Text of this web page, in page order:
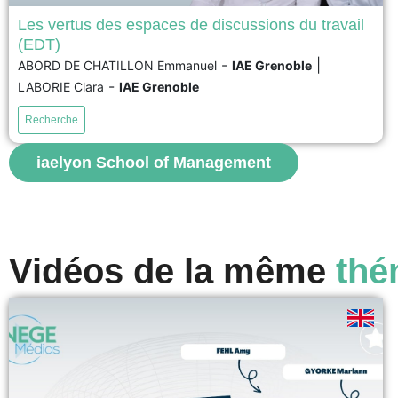
Le télétravail est un mode d’organisation désormais
largement répandu. Néanmoins, il peut s’avérer néfaste
pour les télétravailleurs, notamment en appauvrissant
leurs échanges et en nuisant à leur santé, à leur
performance et à leur implication. Pour remédier à ces
risques et favoriser une communication constructive en
situation de télétravail, le...
Les vertus des espaces de discussions du travail
(EDT)
ABORD DE CHATILLON Emmanuel - IAE Grenoble
LABORIE Clara - IAE Grenoble
Recherche
iaelyon School of Management
Vidéos de la même